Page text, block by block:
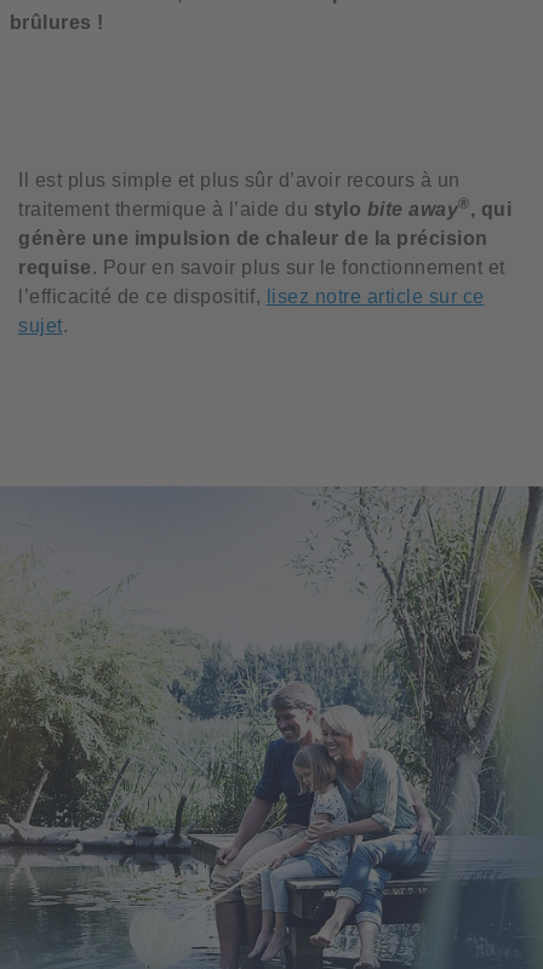
brûlures !
Il est plus simple et plus sûr d’avoir recours à un
traitement thermique à l’aide du stylo bite away®, qui
génère une impulsion de chaleur de la précision
requise. Pour en savoir plus sur le fonctionnement et
l’efficacité de ce dispositif,
lisez notre article sur ce
sujet.